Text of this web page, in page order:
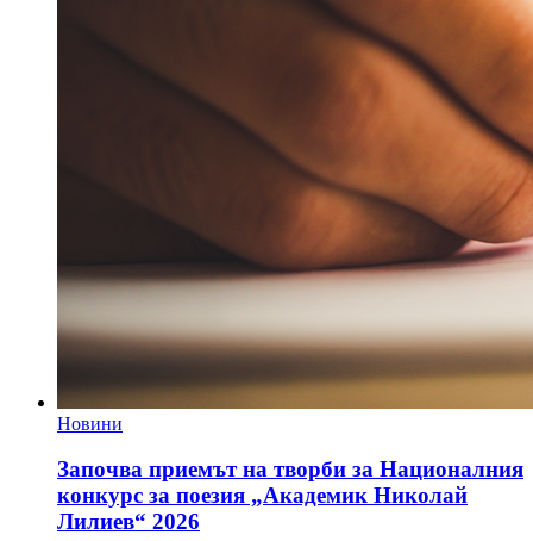
Новини
Започва приемът на творби за Националния
конкурс за поезия „Академик Николай
Лилиев“ 2026